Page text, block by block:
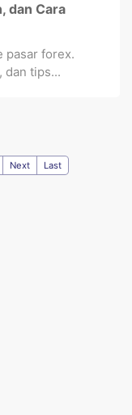
dan Cara
pasar forex.
dan tips...
Next Last